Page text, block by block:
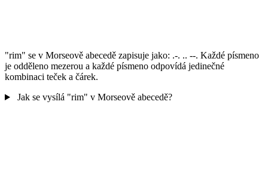
"rim" se v Morseově abecedě zapisuje jako: .-. .. --. Každé písmeno
je odděleno mezerou a každé písmeno odpovídá jedinečné
kombinaci teček a čárek.
Jak se vysílá "rim" v Morseově abecedě?